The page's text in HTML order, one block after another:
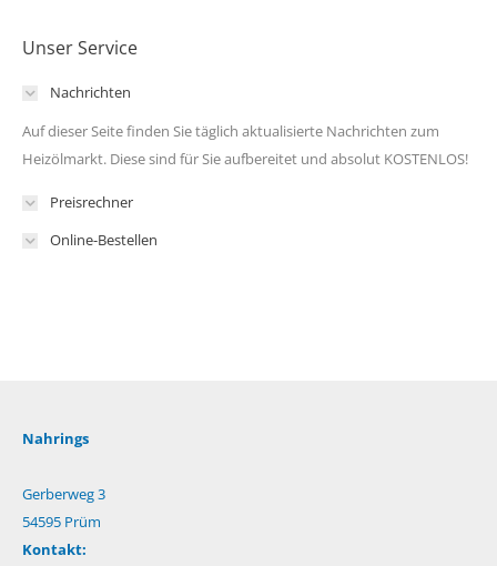
Unser Service
Nachrichten
Auf dieser Seite finden Sie täglich aktualisierte Nachrichten zum
Heizölmarkt. Diese sind für Sie aufbereitet und absolut KOSTENLOS!
Preisrechner
Online-Bestellen
Nahrings
Gerberweg 3
54595 Prüm
Kontakt: